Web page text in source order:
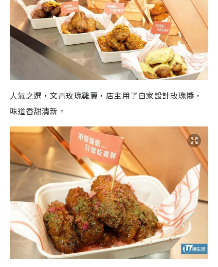
人氣之選，文青玫瑰雞翼，店主用了自家設計玫瑰醬，
味道香甜清新。